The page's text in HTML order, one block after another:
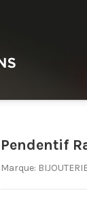
Pendentif
Marque: